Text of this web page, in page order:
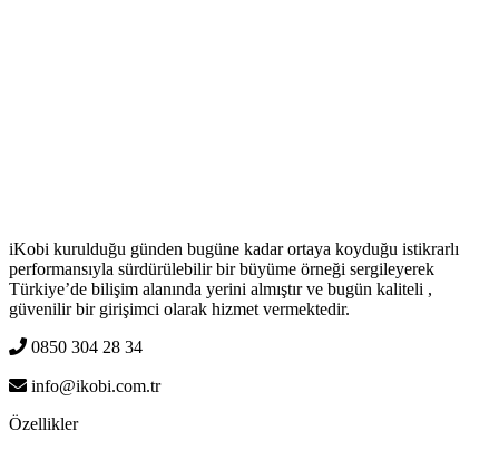
iKobi kurulduğu günden bugüne kadar ortaya koyduğu istikrarlı
performansıyla sürdürülebilir bir büyüme örneği sergileyerek
Türkiye’de bilişim alanında yerini almıştır ve bugün kaliteli ,
güvenilir bir girişimci olarak hizmet vermektedir.
0850 304 28 34
info@ikobi.com.tr
Özellikler